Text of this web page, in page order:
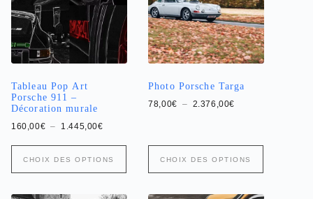
être
choisies
sur
la
page
du
produit
être
choisies
sur
la
page
du
produit
Tableau Pop Art
Porsche 911 –
Décoration murale
160,00€ – 1.445,00€Plage
prix :
160,00€
à
1.445,00€
CHOIX DES OPTIONS
produit
a
Photo Porsche Targa
78,00€ – 2.376,00€
CHOIX DES OPTIONS
produit
a